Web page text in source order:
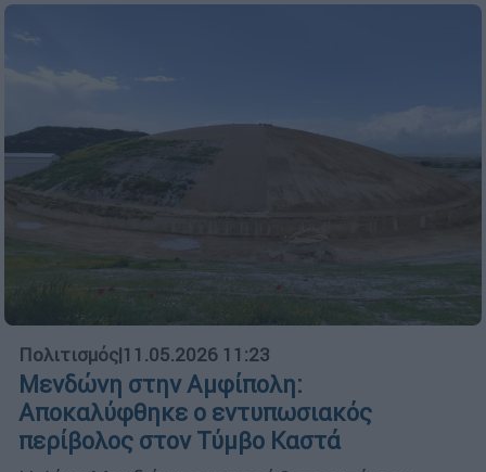
Πολιτισμός|11.05.2026 11:23
Μενδώνη στην Αμφίπολη:
Αποκαλύφθηκε ο εντυπωσιακός
περίβολος στον Τύμβο Καστά